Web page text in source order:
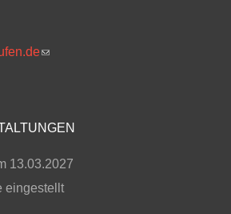
(link sends e-mail)
13.03.2027
eingestellt